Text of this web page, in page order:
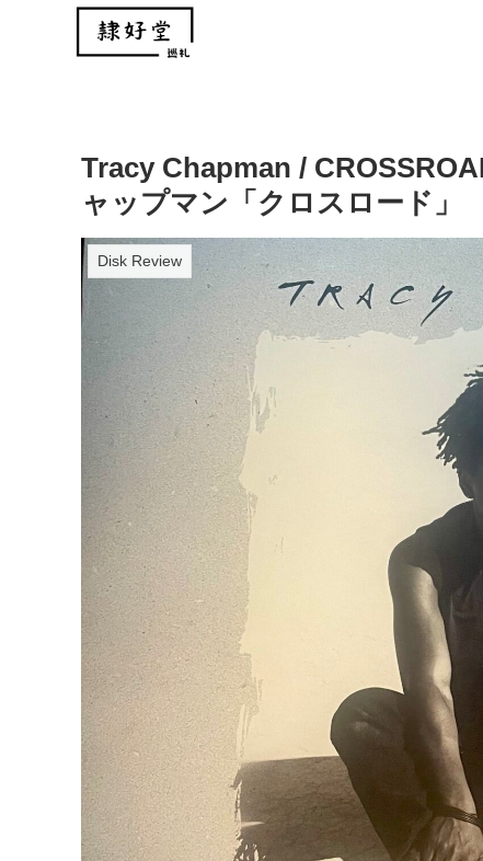
Tracy Chapman /
ャップマン「クロスロード」
Disk Review